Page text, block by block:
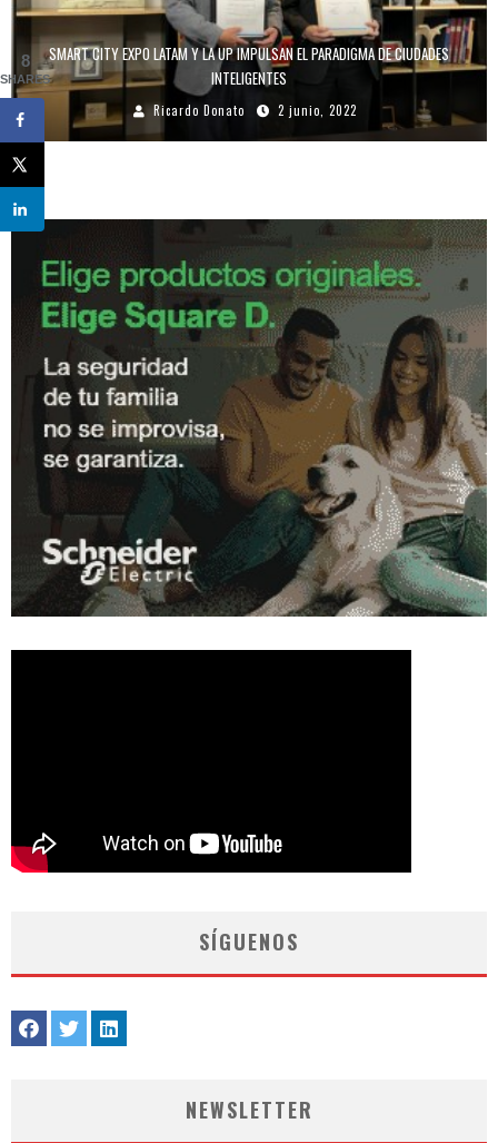
SMART CITY EXPO LATAM Y LA UP IMPULSAN EL PARADIGMA DE CIUDADES
INTELIGENTES
Ricardo Donato 2 junio, 2022
SÍGUENOS
NEWSLETTER
8
SHARES